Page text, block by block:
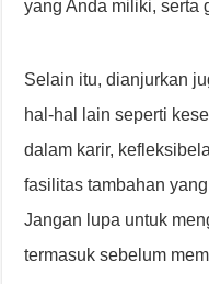
yang Anda miliki, serta
Selain itu, dianjurkan
hal-hal lain seperti
dalam karir,
fasilitas tambahan
Jangan lupa untuk
termasuk sebelum